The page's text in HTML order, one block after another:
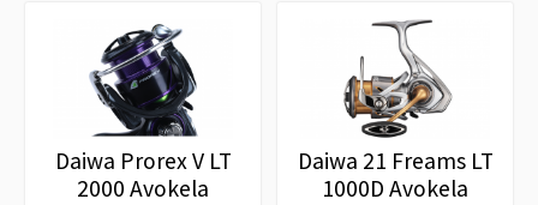
Daiwa Prorex V LT
2000 Avokela
Daiwa 21 Freams LT
1000D Avokela